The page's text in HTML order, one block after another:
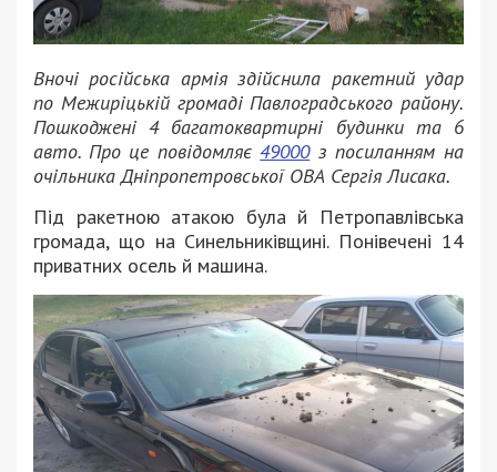
Вночі російська армія здійснила ракетний удар
по Межиріцькій громаді Павлоградського району.
Пошкоджені 4 багатоквартирні будинки та 6
авто. Про це повідомляє49000з посиланням на
очільника Дніпропетровської ОВА Сергія Лисака.
Під ракетною атакою була й Петропавлівська
громада, що на Синельниківщині. Понівечені 14
приватних осель й машина.